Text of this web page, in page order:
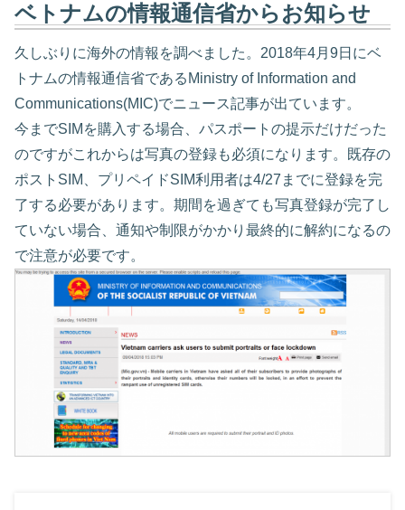
ベトナムの情報通信省からお知らせ
久しぶりに海外の情報を調べました。2018年4月9日にベ
トナムの情報通信省であるMinistry of Information and
Communications(MIC)でニュース記事が出ています。
今までSIMを購入する場合、パスポートの提示だけだった
のですがこれからは写真の登録も必須になります。既存の
ポストSIM、プリペイドSIM利用者は4/27までに登録を完
了する必要があります。期間を過ぎても写真登録が完了し
ていない場合、通知や制限がかかり最終的に解約になるの
で注意が必要です。